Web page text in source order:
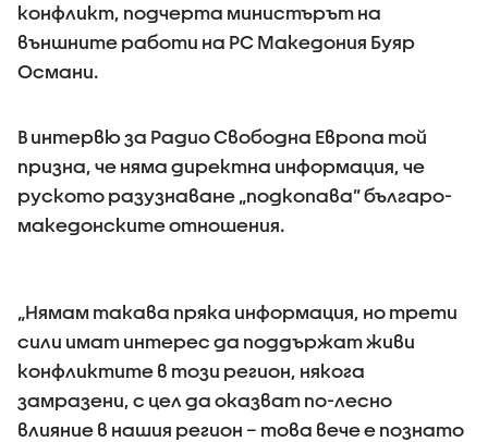
конфликт, подчерта министърът на
външните работи на РС Македония Буяр
Османи.
В интервю за Радио Свободна Европа той
призна, че няма директна информация, че
руското разузнаване „подкопава” българо-
македонските отношения.
„Нямам такава пряка информация, но трети
сили имат интерес да поддържат живи
конфликтите в този регион, някога
замразени, с цел да оказват по-лесно
влияние в нашия регион – това вече е познато